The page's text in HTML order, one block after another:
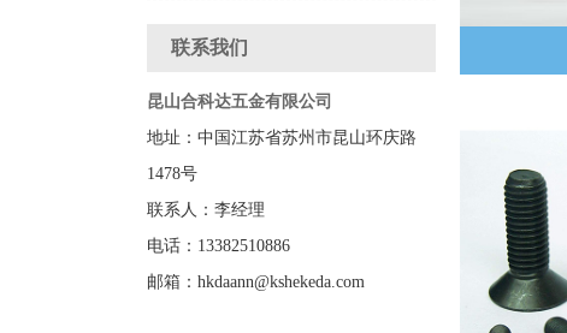
联系我们
昆山合科达五金有限公司
地址：中国江苏省苏州市昆山环庆路
1478号
联系人：李经理
电话：13382510886
邮箱：hkdaann@kshekeda.com